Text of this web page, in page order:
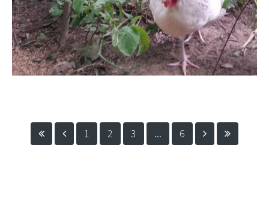
1 2 3 ... 6